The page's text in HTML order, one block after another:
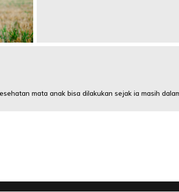
mata anak bisa dilakukan sejak ia masih